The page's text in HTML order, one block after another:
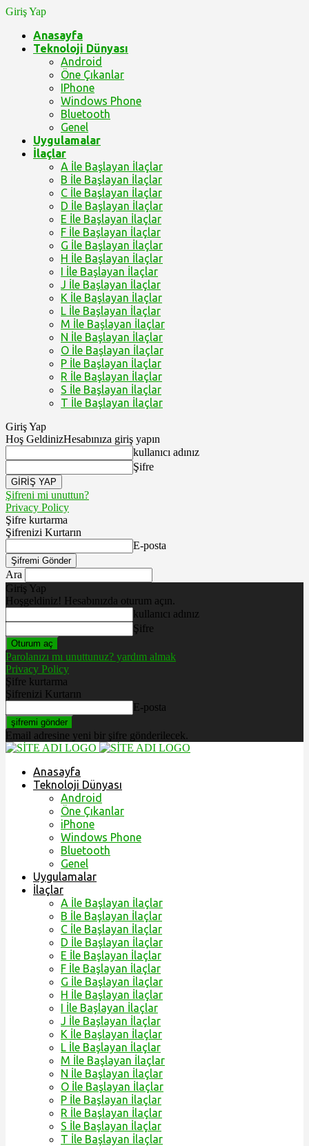
Giriş Yap
Anasayfa
Teknoloji Dünyası
Android
Öne Çıkanlar
IPhone
Windows Phone
Bluetooth
Genel
Uygulamalar
İlaçlar
A İle Başlayan İlaçlar
B İle Başlayan İlaçlar
C İle Başlayan İlaçlar
D İle Başlayan İlaçlar
E İle Başlayan İlaçlar
F İle Başlayan İlaçlar
G İle Başlayan İlaçlar
H İle Başlayan İlaçlar
I İle Başlayan İlaçlar
J İle Başlayan İlaçlar
K İle Başlayan İlaçlar
L İle Başlayan İlaçlar
M İle Başlayan İlaçlar
N İle Başlayan İlaçlar
O İle Başlayan İlaçlar
P İle Başlayan İlaçlar
R İle Başlayan İlaçlar
S İle Başlayan İlaçlar
T İle Başlayan İlaçlar
Giriş Yap
Hoş GeldinizHesabınıza giriş yapın
kullanıcı adınız
Şifre
Şifreni mi unuttun?
Privacy Policy
Şifre kurtarma
Şifrenizi Kurtarın
E-posta
Ara
Giriş Yap
Hoşgeldiniz! Hesabınızda oturum açın.
kullanıcı adınız
Şifre
Parolanızı mı unuttunuz? yardım almak
Privacy Policy
Şifre kurtarma
Şifrenizi Kurtarın
E-posta
Email adresine yeni bir şifre gönderilecek.
Anasayfa
Teknoloji Dünyası
Android
Öne Çıkanlar
iPhone
Windows Phone
Bluetooth
Genel
Uygulamalar
İlaçlar
A İle Başlayan İlaçlar
B İle Başlayan İlaçlar
C İle Başlayan İlaçlar
D İle Başlayan İlaçlar
E İle Başlayan İlaçlar
F İle Başlayan İlaçlar
G İle Başlayan İlaçlar
H İle Başlayan İlaçlar
I İle Başlayan İlaçlar
J İle Başlayan İlaçlar
K İle Başlayan İlaçlar
L İle Başlayan İlaçlar
M İle Başlayan İlaçlar
N İle Başlayan İlaçlar
O İle Başlayan İlaçlar
P İle Başlayan İlaçlar
R İle Başlayan İlaçlar
S İle Başlayan İlaçlar
T İle Başlayan İlaçlar